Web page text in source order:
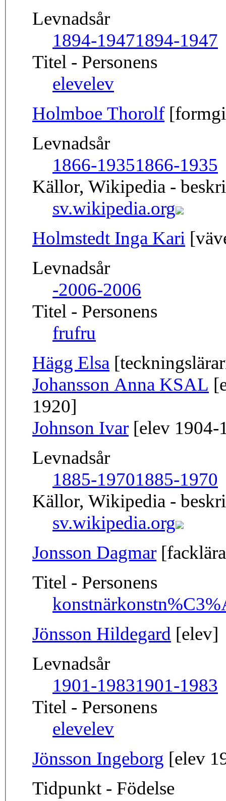
Levnadsår
1894-19471894-1947
Titel - Personens
elevelev
Holmboe Thorolf
Levnadsår
1866-19351866-1935
Källor, Wikipedia -
sv.wikipedia.org
Holmstedt Inga Kari
Levnadsår
-2006-2006
Titel - Personens
frufru
Hägg Elsa
Johansson Anna KSAL
1920]
Johnson Ivar [elev 1904-
Levnadsår
1885-19701885-1970
Källor, Wikipedia -
sv.wikipedia.org
Jonsson Dagmar
Titel - Personens
konstnär
Jönsson Hildegard [elev]
Levnadsår
1901-19831901-1983
Titel - Personens
elevelev
Jönsson Ingeborg [elev
Tidpunkt - Födelse